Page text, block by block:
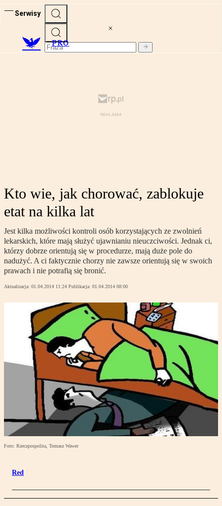
Serwisy
PRO
Kto wie, jak chorować, zablokuje
etat na kilka lat
Jest kilka możliwości kontroli osób korzystających ze zwolnień
lekarskich, które mają służyć ujawnianiu nieuczciwości. Jednak ci,
którzy dobrze orientują się w procedurze, mają duże pole do
nadużyć. A ci faktycznie chorzy nie zawsze orientują się w swoich
prawach i nie potrafią się bronić.
Aktualizacja: 01.04.2014 11:24 Publikacja: 01.04.2014 08:00
Foto: Rzeczpospolita, Tomasz Wawer
Red